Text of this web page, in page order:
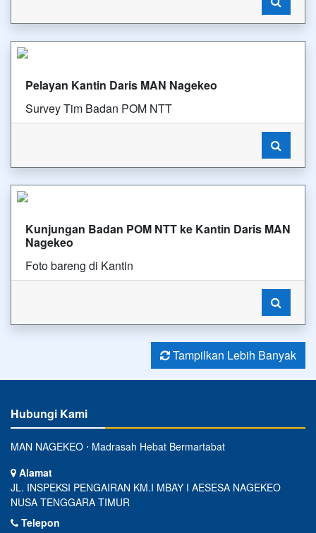
Pelayan Kantin Daris MAN Nagekeo
Survey Tim Badan POM NTT
Kunjungan Badan POM NTT ke Kantin Daris MAN
Nagekeo
Foto bareng di Kantin
Tampilkan Lebih Banyak
Hubungi Kami
MAN NAGEKEO ⋅ Madrasah Hebat Bermartabat
Alamat
JL. INSPEKSI PENGAIRAN KM.I MBAY I AESESA NAGEKEO
NUSA TENGGARA TIMUR
Telepon